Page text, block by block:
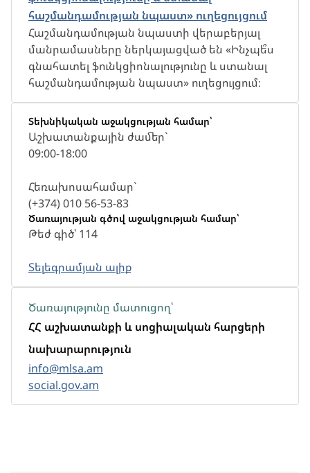
հաշմանդամության նպաստ» ուղեցույցում
Հաշմանդամության նպաստի վերաբերյալ
մանրամասները ներկայացված են «Ինչպե՞ս
գնահատել ֆունկցիոնալությունը և ստանալ
հաշմանդամության նպաստ» ուղեցույցում։
Տեխնիկական աջակցության համար՝
Աշխատանքային ժամեր`
09:00-18:00
Հեռախոսահամար`
(+374) 010 56-53-83
Ծառայության գծով աջակցության համար՝
Թեժ գիծ՝ 114
Տելեգրամյան ալիք
Ծառայությունը մատուցող՝
ՀՀ աշխատանքի և սոցիալական հարցերի
նախարարություն
info@mlsa.am
social.gov.am